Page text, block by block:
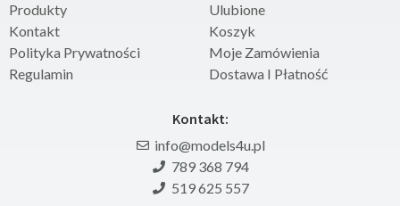
Produkty
Kontakt
Polityka Prywatności
Regulamin
Ulubione
Koszyk
Moje Zamówienia
Dostawa I Płatność
Kontakt:
info@models4u.pl
789 368 794
519 625 557